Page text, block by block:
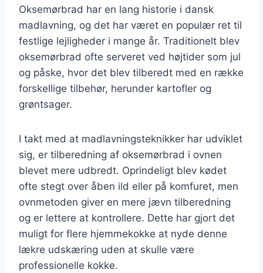
Oksemørbrad har en lang historie i dansk
madlavning, og det har været en populær ret til
festlige lejligheder i mange år. Traditionelt blev
oksemørbrad ofte serveret ved højtider som jul
og påske, hvor det blev tilberedt med en række
forskellige tilbehør, herunder kartofler og
grøntsager.
I takt med at madlavningsteknikker har udviklet
sig, er tilberedning af oksemørbrad i ovnen
blevet mere udbredt. Oprindeligt blev kødet
ofte stegt over åben ild eller på komfuret, men
ovnmetoden giver en mere jævn tilberedning
og er lettere at kontrollere. Dette har gjort det
muligt for flere hjemmekokke at nyde denne
lækre udskæring uden at skulle være
professionelle kokke.